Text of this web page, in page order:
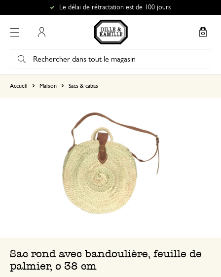
Le délai de rétractation est de 100 jours
Accueil Maison Sacs & cabas
Sac rond avec bandoulière, feuille de
palmier, ø 38 cm